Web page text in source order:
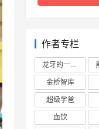
作者专栏
龙牙的一座山
金桥智库
超级学爸
血饮